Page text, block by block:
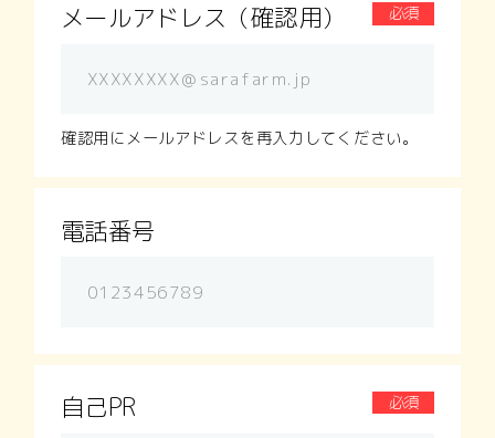
メールアドレス（確認用） 必須
確認用にメールアドレスを再入力してください。
電話番号
自己PR 必須